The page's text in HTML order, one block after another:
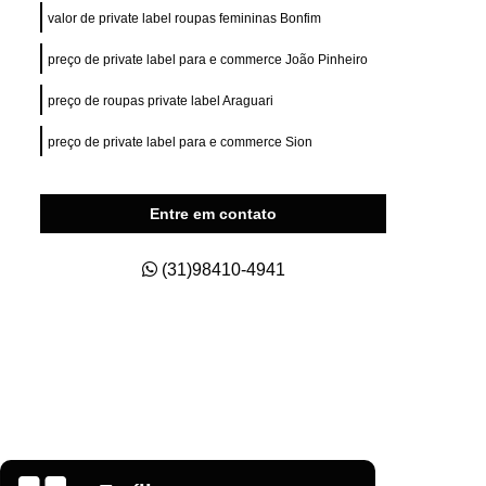
Fit
Private Label Roupas Masculinas
Size
Estamparia de Camisetas Digital
Estamparia Digital em Camiseta
Estamparia Digital para Camiseta
valor de private label roupas femininas Bonfim
preço de private label para e commerce João Pinheiro
preço de roupas private label Araguari
preço de private label para e commerce Sion
Entre em contato
(31)98410-4941